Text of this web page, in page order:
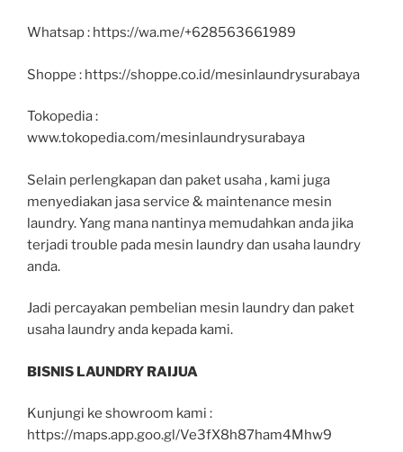
Whatsap : https://wa.me/+628563661989
Shoppe : https://shoppe.co.id/mesinlaundrysurabaya
Tokopedia :
www.tokopedia.com/mesinlaundrysurabaya
Selain perlengkapan dan paket usaha , kami juga
menyediakan jasa service & maintenance mesin
laundry. Yang mana nantinya memudahkan anda jika
terjadi trouble pada mesin laundry dan usaha laundry
anda.
Jadi percayakan pembelian mesin laundry dan paket
usaha laundry anda kepada kami.
BISNIS LAUNDRY RAIJUA
Kunjungi ke showroom kami :
https://maps.app.goo.gl/Ve3fX8h87ham4Mhw9